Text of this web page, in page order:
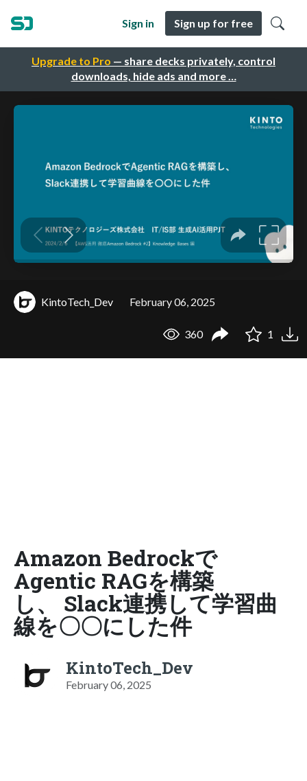
Upgrade to Pro — share decks privately, control
downloads, hide ads and more …
Sign in Sign up for free
KintoTech_Dev February 06, 2025
360 1
Amazon Bedrockで
Agentic RAGを構築
し、 Slack連携して学習曲
線を〇〇にした件
KintoTech_Dev
February 06, 2025